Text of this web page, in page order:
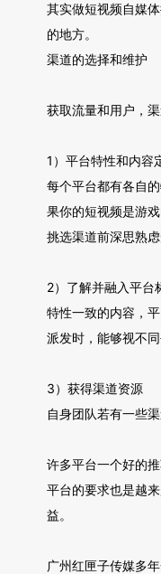
其实做短视频自媒
的地方。
渠道的选择和维护
获取流量和用户，
1）平台特性和内容
每个平台都有各自
果你的短视频是游
挑选渠道前深思熟
2）了解并融入平台
特性一致的内容，
派发时，能够视不
3）获得渠道资源
自身团队若有一些
许多平台一个好的
平台的要求也是越
益。
广州红匣子传媒多